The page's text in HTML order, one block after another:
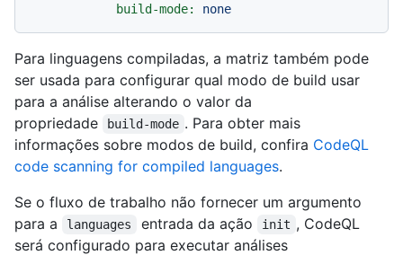
build-mode:
none
Para linguagens compiladas, a matriz também pode
ser usada para configurar qual modo de build usar
para a análise alterando o valor da
propriedade
build-mode . Para obter mais
informações sobre modos de build, confira CodeQL
code scanning for compiled languages.
Se o fluxo de trabalho não fornecer um argumento
para a
languages entrada da ação init , CodeQL
será configurado para executar análises